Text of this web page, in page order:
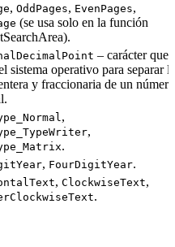
, OddPages, EvenPages,
(se usa solo en la función
– carácter que
sistema operativo para separar
y fraccionaria de un número
,
,
.
, FourDigitYear.
, ClockwiseText,
.